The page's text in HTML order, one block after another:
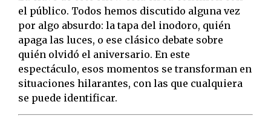
el público. Todos hemos discutido alguna vez
por algo absurdo: la tapa del inodoro, quién
apaga las luces, o ese clásico debate sobre
quién olvidó el aniversario. En este
espectáculo, esos momentos se transforman en
situaciones hilarantes, con las que cualquiera
se puede identificar.